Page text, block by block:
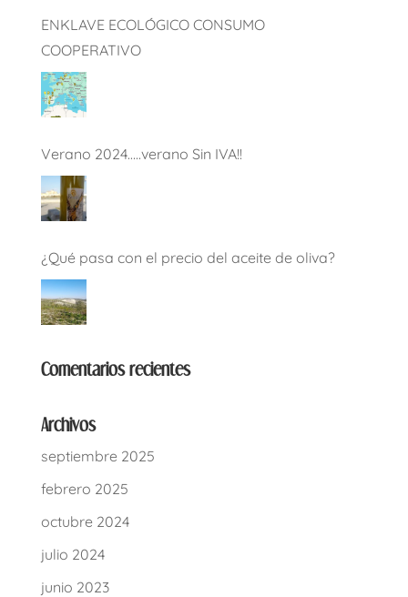
ENKLAVE ECOLÓGICO CONSUMO
COOPERATIVO
Verano 2024…..verano Sin IVA!!
¿Qué pasa con el precio del aceite de oliva?
Comentarios recientes
Archivos
septiembre 2025
febrero 2025
octubre 2024
julio 2024
junio 2023